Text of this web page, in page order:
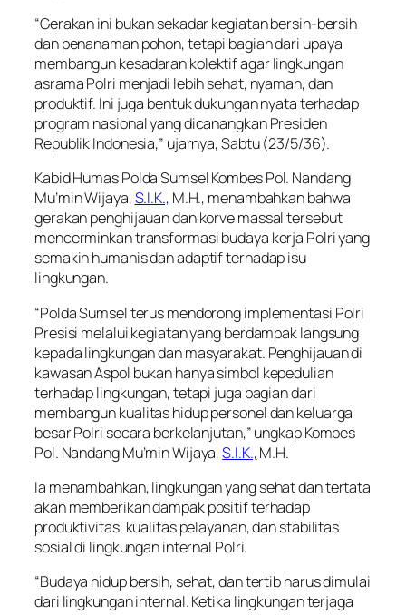
“Gerakan ini bukan sekadar kegiatan bersih-bersih
dan penanaman pohon, tetapi bagian dari upaya
membangun kesadaran kolektif agar lingkungan
asrama Polri menjadi lebih sehat, nyaman, dan
produktif. Ini juga bentuk dukungan nyata terhadap
program nasional yang dicanangkan Presiden
Republik Indonesia,” ujarnya, Sabtu (23/5/36).
Kabid Humas Polda Sumsel Kombes Pol. Nandang
Mu’min Wijaya,S.I.K., M.H., menambahkan bahwa
gerakan penghijauan dan korve massal tersebut
mencerminkan transformasi budaya kerja Polri yang
semakin humanis dan adaptif terhadap isu
lingkungan.
“Polda Sumsel terus mendorong implementasi Polri
Presisi melalui kegiatan yang berdampak langsung
kepada lingkungan dan masyarakat. Penghijauan di
kawasan Aspol bukan hanya simbol kepedulian
terhadap lingkungan, tetapi juga bagian dari
membangun kualitas hidup personel dan keluarga
besar Polri secara berkelanjutan,” ungkap Kombes
Pol. Nandang Mu’min Wijaya,S.I.K.,M.H.
Ia menambahkan, lingkungan yang sehat dan tertata
akan memberikan dampak positif terhadap
produktivitas, kualitas pelayanan, dan stabilitas
sosial di lingkungan internal Polri.
“Budaya hidup bersih, sehat, dan tertib harus dimulai
dari lingkungan internal. Ketika lingkungan terjaga